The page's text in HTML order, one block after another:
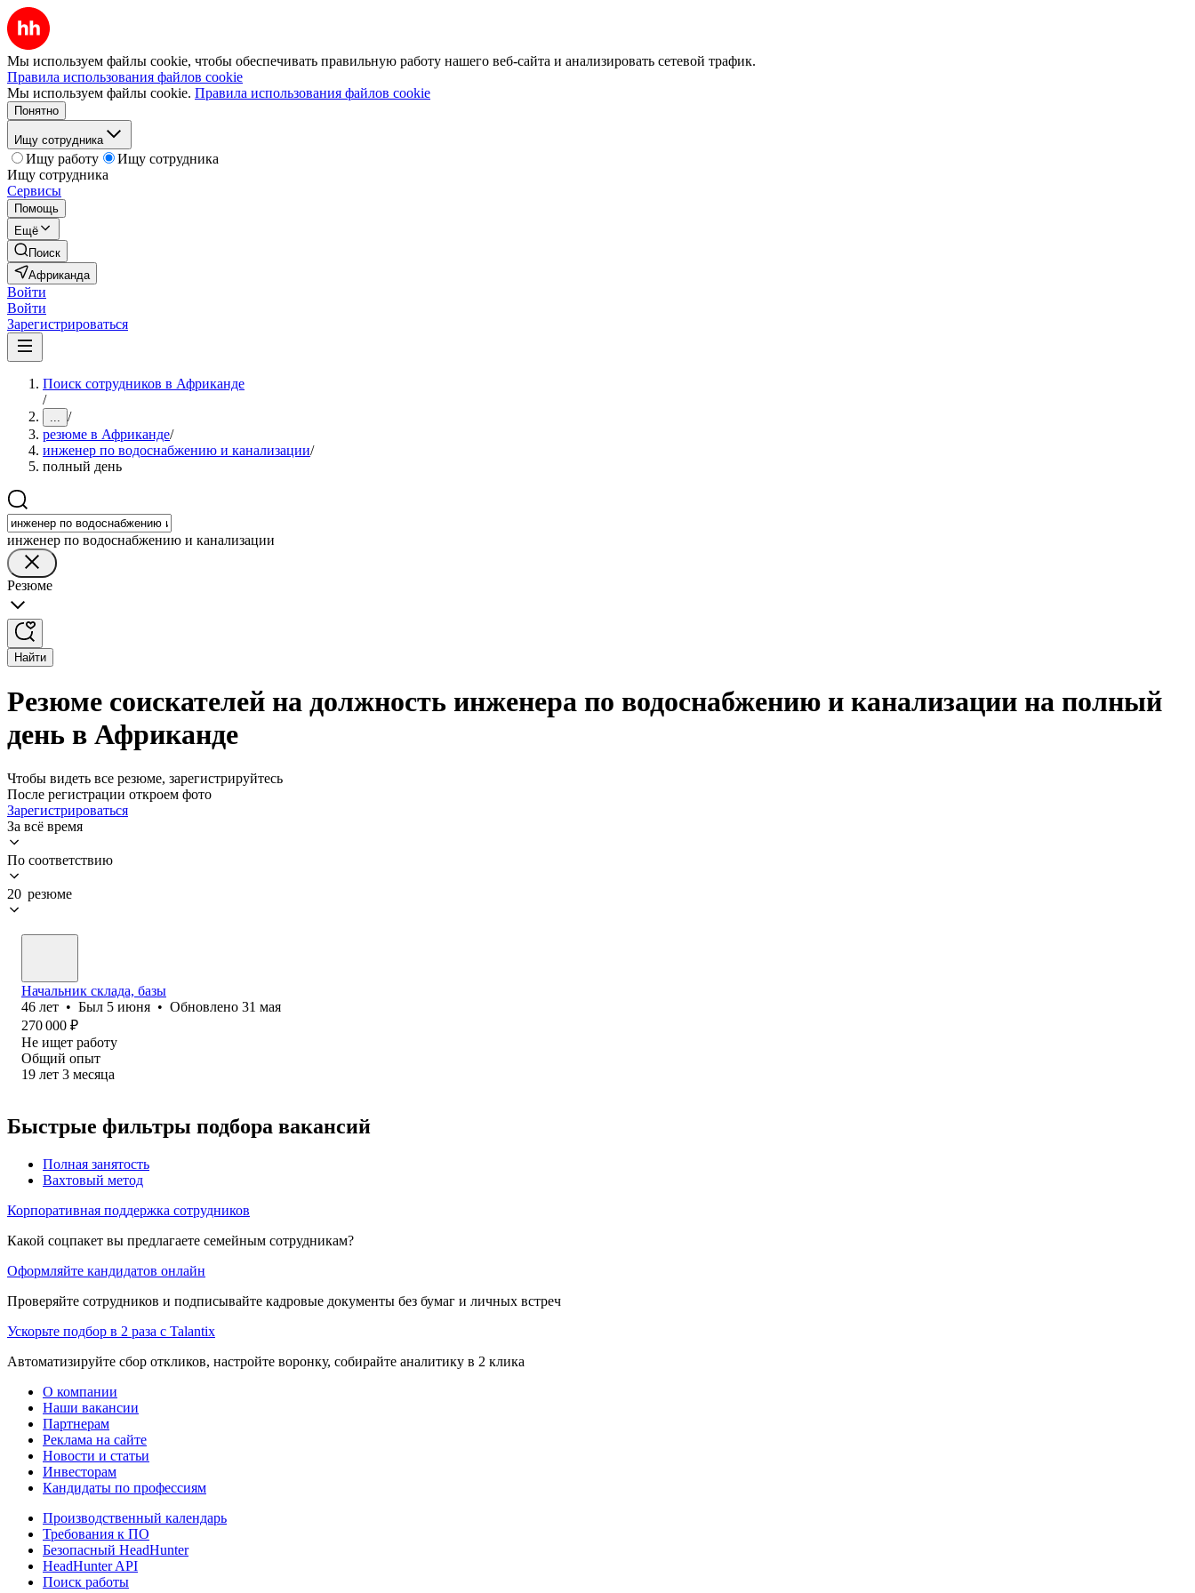
Мы используем файлы cookie, чтобы обеспечивать правильную работу нашего веб-сайта и анализировать сетевой трафик.
Правила использования файлов cookie
Мы используем файлы cookie. Правила использования файлов cookie
Понятно
Ищу сотрудника
Ищу работу
Ищу сотрудника
Ищу сотрудника
Сервисы
Помощь
Ещё
Поиск
Африканда
Войти
Войти
Зарегистрироваться
Поиск сотрудников в Африканде
/
... /
резюме в Африканде/
инженер по водоснабжению и канализации/
полный день
инженер по водоснабжению и канализации
Резюме
Найти
Резюме соискателей на должность инженера по водоснабжению и канализации на полный
день в Африканде
Чтобы видеть все резюме, зарегистрируйтесь
После регистрации откроем фото
Зарегистрироваться
За всё время
По соответствию
20 резюме
Начальник склада, базы
46 лет • Был 5 июня • Обновлено 31 мая
270 000 ₽
Не ищет работу
Общий опыт
19 лет 3 месяца
Быстрые фильтры подбора вакансий
Полная занятость
Вахтовый метод
Корпоративная поддержка сотрудников
Какой соцпакет вы предлагаете семейным сотрудникам?
Оформляйте кандидатов онлайн
Проверяйте сотрудников и подписывайте кадровые документы без бумаг и личных встреч
Ускорьте подбор в 2 раза с Talantix
Автоматизируйте сбор откликов, настройте воронку, собирайте аналитику в 2 клика
О компании
Наши вакансии
Партнерам
Реклама на сайте
Новости и статьи
Инвесторам
Кандидаты по профессиям
Производственный календарь
Требования к ПО
Безопасный HeadHunter
HeadHunter API
Поиск работы